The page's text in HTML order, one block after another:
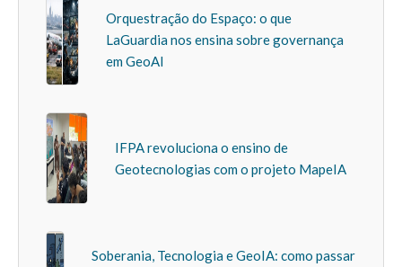
Orquestração do Espaço: o que
LaGuardia nos ensina sobre governança
em GeoAI
IFPA revoluciona o ensino de
Geotecnologias com o projeto MapeIA
Soberania, Tecnologia e GeoIA: como passar